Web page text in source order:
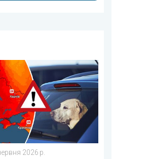
26 червня 2026 р.
стати тепловою пасткою.
2026 р.